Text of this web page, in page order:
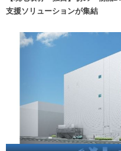
支援ソリューションが集結